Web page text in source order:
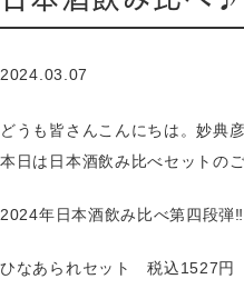
2024.03.07
どうも皆さんこんにちは。妙典
本日は日本酒飲み比べセットの
2024年日本酒飲み比べ第四段弾‼️
ひなあられセット 税込1527円